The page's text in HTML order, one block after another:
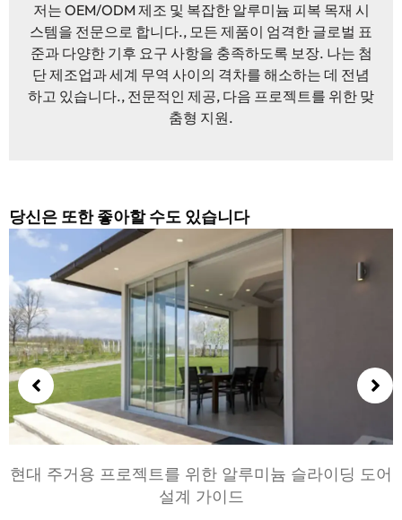
저는 OEM/ODM 제조 및 복잡한 알루미늄 피복 목재 시
스템을 전문으로 합니다., 모든 제품이 엄격한 글로벌 표
준과 다양한 기후 요구 사항을 충족하도록 보장. 나는 첨
단 제조업과 세계 무역 사이의 격차를 해소하는 데 전념
하고 있습니다., 전문적인 제공, 다음 프로젝트를 위한 맞
춤형 지원.
당신은 또한 좋아할 수도 있습니다
현대 주거용 프로젝트를 위한 알루미늄 슬라이딩 도어
설계 가이드